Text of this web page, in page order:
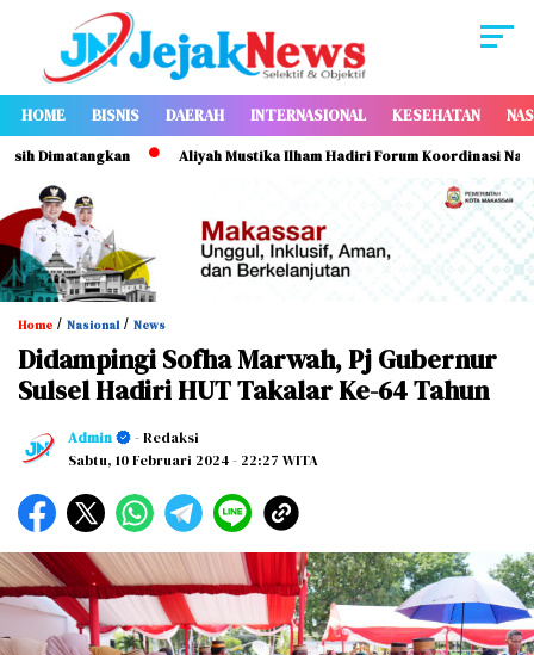
HOME BISNIS DAERAH INTERNASIONAL KESEHATAN
Aliyah Mustika Ilham Hadiri Forum Koordinasi Nasional
Home / Nasional / News
Didampingi Sofha Marwah, Pj Gubernur
Sulsel Hadiri HUT Takalar Ke-64 Tahun
Admin
- Redaksi
Sabtu, 10 Februari 2024- 22:27 WITA